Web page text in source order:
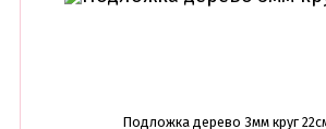
Подложка дерево 3мм круг